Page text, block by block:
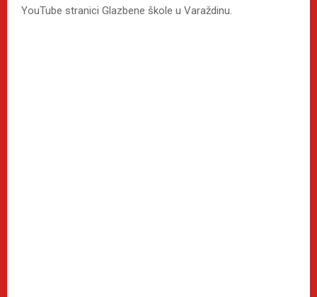
YouTube stranici Glazbene škole u Varaždinu.